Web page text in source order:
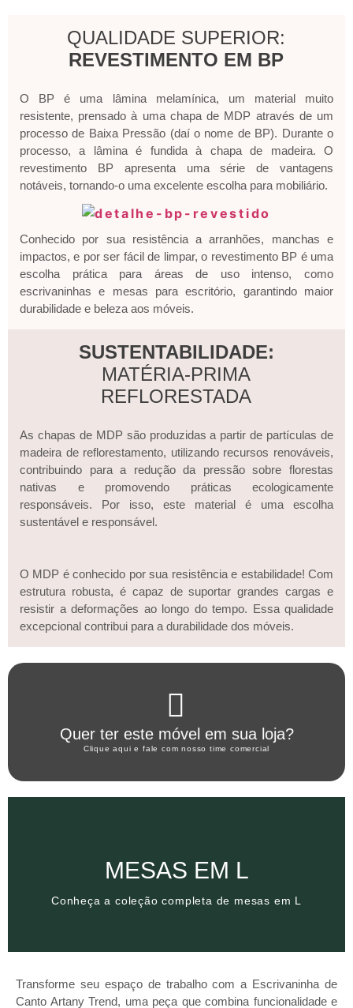
QUALIDADE SUPERIOR:
REVESTIMENTO EM BP
O BP é uma lâmina melamínica, um material muito
resistente, prensado à uma chapa de MDP através de um
processo de Baixa Pressão (daí o nome de BP). Durante o
processo, a lâmina é fundida à chapa de madeira. O
revestimento BP apresenta uma série de vantagens
notáveis, tornando-o uma excelente escolha para mobiliário.
Conhecido por sua resistência a arranhões, manchas e
impactos, e por ser fácil de limpar, o revestimento BP é uma
escolha prática para áreas de uso intenso, como
escrivaninhas e mesas para escritório, garantindo maior
durabilidade e beleza aos móveis.
SUSTENTABILIDADE:
MATÉRIA-PRIMA
REFLORESTADA
As chapas de MDP são produzidas a partir de partículas de
madeira de reflorestamento, utilizando recursos renováveis,
contribuindo para a redução da pressão sobre florestas
nativas e promovendo práticas ecologicamente
responsáveis. Por isso, este material é uma escolha
sustentável e responsável.
O MDP é conhecido por sua resistência e estabilidade! Com
estrutura robusta, é capaz de suportar grandes cargas e
resistir a deformações ao longo do tempo. Essa qualidade
excepcional contribui para a durabilidade dos móveis.
Quer ter este móvel em sua loja?
Clique aqui e fale com nosso time comercial
WHATSAPP ARTANY
MESAS EM L
Conheça a coleção completa de mesas em L
MESAS EM L
Conheça a coleção completa de mesas em L
Transforme seu espaço de trabalho com a Escrivaninha de
Canto Artany Trend, uma peça que combina funcionalidade e